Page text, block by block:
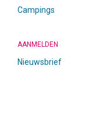
Campings
AANMELDEN
Nieuwsbrief